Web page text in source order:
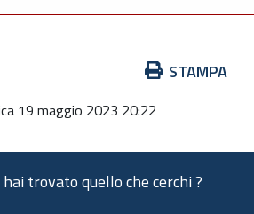
STAMPA
19 maggio 2023 20:22
trovato quello che cerchi ?